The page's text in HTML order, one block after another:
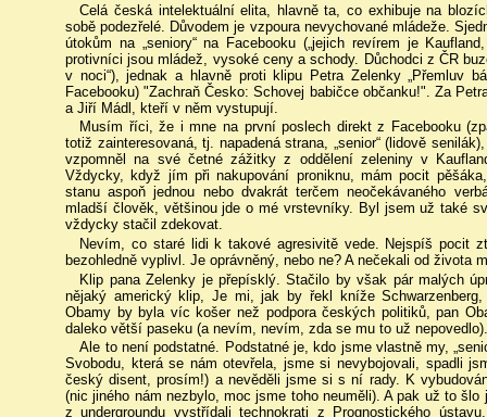
Celá česká intelektuální elita, hlavně ta, co exhibuje na
sobě podezřelé. Důvodem je vzpoura nevychované mládeže.
útokům na „seniory“ na Facebooku („jejich revírem je
protivníci jsou mládež, vysoké ceny a schody. Důchodci z ČR
v noci“), jednak a hlavně proti klipu Petra Zelenky „Přemluv
Facebooku) "Zachraň Česko: Schovej babičce občanku!". Za
a Jiří Mádl, kteří v něm vystupují.
Musím říci, že i mne na první poslech direkt z Facebooku
totiž zainteresovaná, tj. napadená strana, „senior“ (lidově
vzpomněl na své četné zážitky z oddělení zeleniny v
Vždycky, když jím při nakupování proniknu, mám pocit
stanu aspoň jednou nebo dvakrát terčem neočekávaného
mladší člověk, většinou jde o mé vrstevníky. Byl jsem už také
vždycky stačil zdekovat.
Nevím, co staré lidi k takové agresivitě vede. Nejspíš pocit
bezohledně vyplivl. Je oprávněný, nebo ne? A nečekali od života
Klip pana Zelenky je přepísklý. Stačilo by však pár malých
nějaký americký klip, Je mi, jak by řekl kníže
Obamy by byla víc košer než podpora českých politiků, pan
daleko větší paseku (a nevím, nevím, zda se mu to už nepovedlo).
Ale to není podstatné. Podstatné je, kdo jsme vlastně my,
Svobodu, která se nám otevřela, jsme si nevybojovali, spadli
český disent, prosím!) a nevěděli jsme si s ní rady. K
(nic jiného nám nezbylo, moc jsme toho neuměli). A pak už to
z undergroundu vystřídali technokrati z Prognostického